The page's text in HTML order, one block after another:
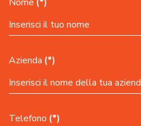
Azienda (*)
Telefono (*)